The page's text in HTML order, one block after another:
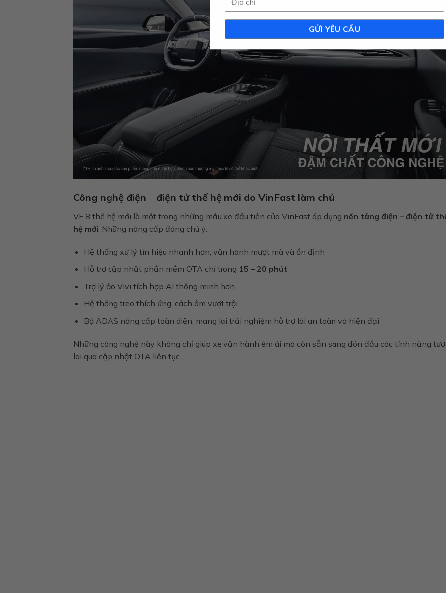
Công nghệ điện – điện tử thế hệ mới do VinFast làm chủ
VF 8 thế hệ mới là một trong những mẫu xe đầu tiên của VinFast áp dụng nền tảng điện – điện tử
hệ mới . Những nâng cấp đáng chú ý:
Hệ thống xử lý tín hiệu nhanh hơn, vận hành mượt mà và ổn định
Hỗ trợ cập nhật phần mềm OTA chỉ trong 15 – 20 phút
Trợ lý ảo Vivi tích hợp AI thông minh hơn
Hệ thống treo thích ứng, cách âm vượt trội
Bộ ADAS nâng cấp toàn diện, mang lại trải nghiệm hỗ trợ lái an toàn và hiện đại
Những công nghệ này không chỉ giúp xe vận hành êm ái mà còn sẵn sàng đón đầu các tính năng
lai qua cập nhật OTA liên tục.